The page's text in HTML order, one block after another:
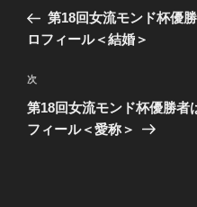
ナ
ゲ
ー
シ
の
投
第18回女流モンド杯優
ロフィール＜結婚＞
次
の
投
次
第18回女流モンド杯優勝者
フィール＜愛称＞